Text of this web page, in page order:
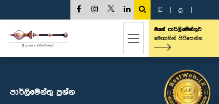
E த
මගේ පාර්ලිමේන්තුව
මෙතැනින් පිවිසෙන්න
පාර්ලි‌මේන්තු‌ ප්‍රශ්න